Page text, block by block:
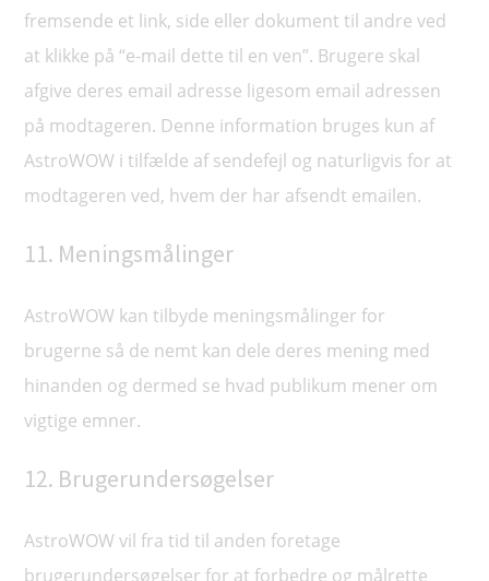
fremsende et link, side eller dokument til andre ved
at klikke på “e-mail dette til en ven”. Brugere skal
afgive deres email adresse ligesom email adressen
på modtageren. Denne information bruges kun af
AstroWOW i tilfælde af sendefejl og naturligvis for at
modtageren ved, hvem der har afsendt emailen.
11. Meningsmålinger
AstroWOW kan tilbyde meningsmålinger for
brugerne så de nemt kan dele deres mening med
hinanden og dermed se hvad publikum mener om
vigtige emner.
12. Brugerundersøgelser
AstroWOW vil fra tid til anden foretage
brugerundersøgelser for at forbedre og målrette